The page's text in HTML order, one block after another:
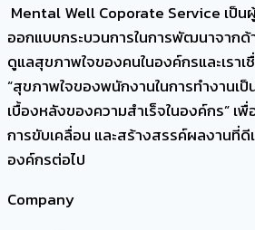
คิด
เกิด
จาก
อะไร
?
Mental Well Coporate Service เป็น
ออกแบบกระบวนการในการพัฒนาจากด้
ดูแลสุขภาพใจของคนในองค์กรและเรา
“สุขภาพใจของพนักงานในการทำงานเ
เบื้องหลังของความสำเร็จในองค์กร” เ
การขับเคลื่อน และสร้างสรรค์ผลงานที่
องค์กรต่อไป
Company